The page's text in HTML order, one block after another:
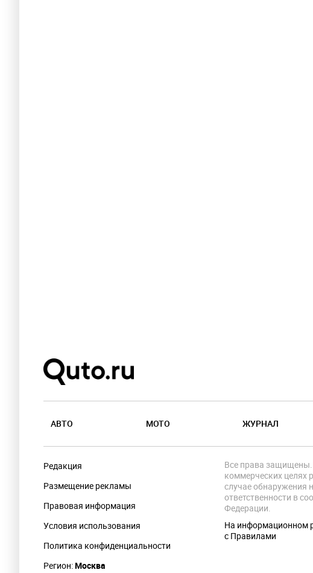
АВТО МОТО ЖУРНАЛ
Редакция
Размещение рекламы
Правовая информация
Условия использования
Политика конфиденциальности
Регион:Москва
Все права защищены.
коммерческих целях
случае обнаружения
ответственности в
Федерации.
На информационном
с Правилами